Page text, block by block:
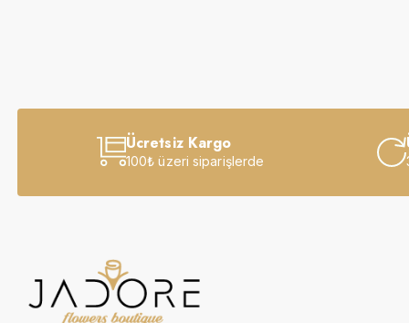
Ücretsiz Kargo
100₺ üzeri siparişlerde